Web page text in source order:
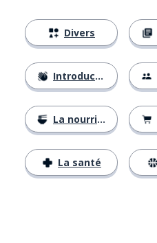
Divers
Introductions
La nourriture
La santé